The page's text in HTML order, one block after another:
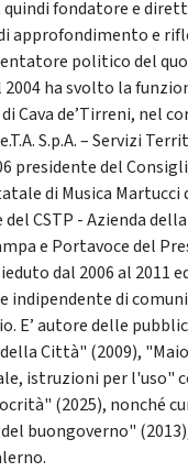
quindi fondatore e
approfondimento e
politico del
ha svolto la
Cava de’Tirreni, nel
S.p.A. – Servizi
presidente del
di Musica Martucci
CSTP - Azienda
e Portavoce del
dal 2006 al 2011
indipendente di
E’ autore delle
Città" (2009),
istruzioni per l'uso"
(2025), nonché
buongoverno"